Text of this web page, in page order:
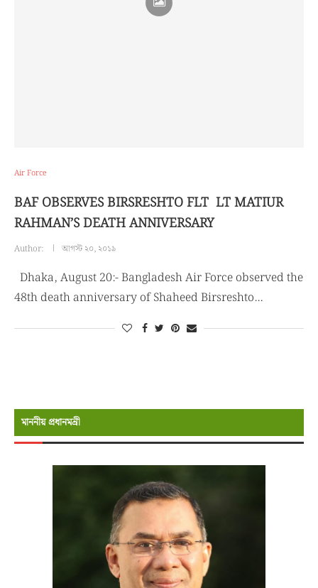
Air Force
BAF OBSERVES BIRSRESHTO FLT LT MATIUR
RAHMAN’S DEATH ANNIVERSARY
Author: আগস্ট ২০, ২০১৯
Dhaka, August 20:- Bangladesh Air Force observed the
48th death anniversary of Shaheed Birsreshto…
মাননীয় প্রধানমন্রী